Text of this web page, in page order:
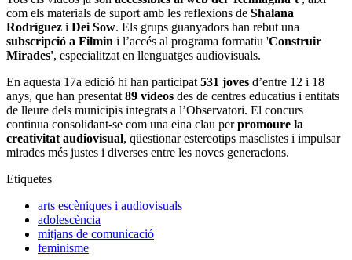
com els materials de suport amb les reflexions de Shalana
Rodríguez i Dei Sow. Els grups guanyadors han rebut una
subscripció a Filmin i l’accés al programa formatiu 'Construir
Mirades', especialitzat en llenguatges audiovisuals.
En aquesta 17a edició hi han participat531 joves d’entre 12 i 18
anys, que han presentat89 vídeos des de centres educatius i entitats
de lleure dels municipis integrats a l’Observatori. El concurs
continua consolidant-se com una eina clau perpromoure la
creativitat audiovisual, qüestionar estereotips masclistes i impulsar
mirades més justes i diverses entre les noves generacions.
Etiquetes
arts escèniques i audiovisuals
adolescència
mitjans de comunicació
feminisme